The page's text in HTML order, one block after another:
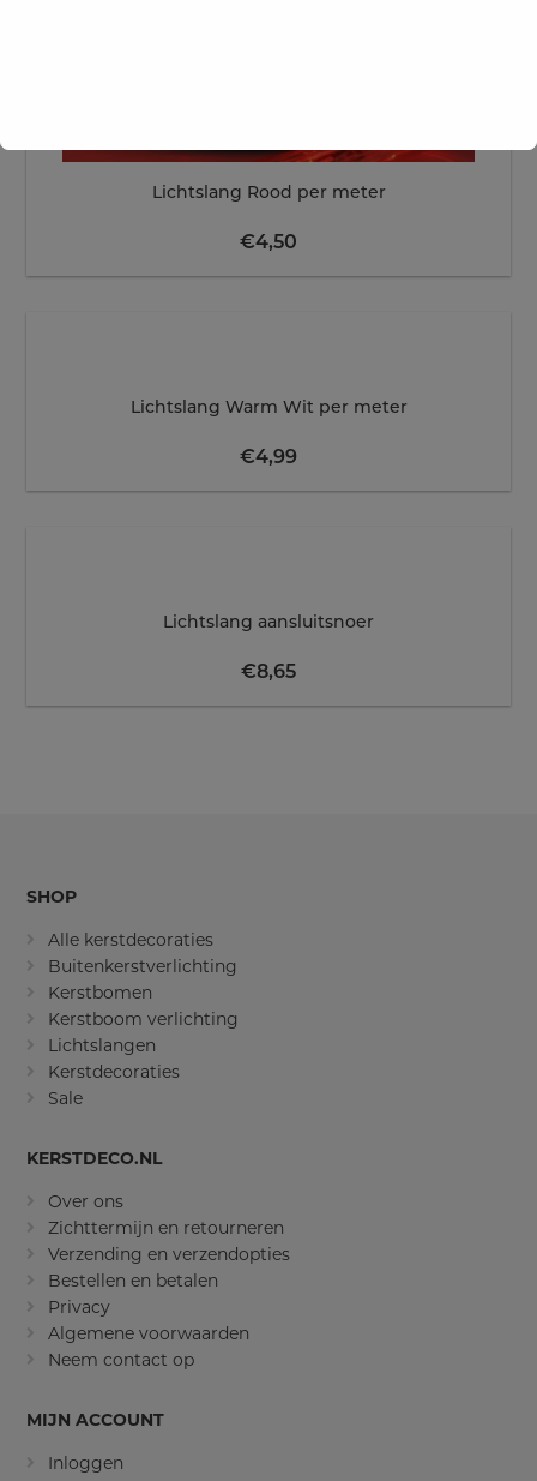
Lichtslang Rood per meter
€4,50
Lichtslang Warm Wit per meter
€4,99
Lichtslang aansluitsnoer
€8,65
SHOP
Alle kerstdecoraties
Buitenkerstverlichting
Kerstbomen
Kerstboom verlichting
Lichtslangen
Kerstdecoraties
Sale
KERSTDECO.NL
Over ons
Zichttermijn en retourneren
Verzending en verzendopties
Bestellen en betalen
Privacy
Algemene voorwaarden
Neem contact op
MIJN ACCOUNT
Inloggen